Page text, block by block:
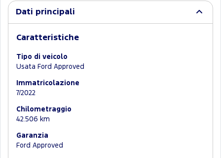
Dati principali
Caratteristiche
Tipo di veicolo
Usata Ford Approved
Immatricolazione
7/2022
Chilometraggio
42.506 km
Garanzia
Ford Approved